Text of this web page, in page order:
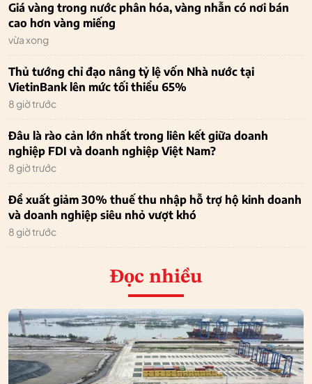
Giá vàng trong nước phân hóa, vàng nhẫn có nơi bán
cao hơn vàng miếng
vừa xong
Thủ tướng chỉ đạo nâng tỷ lệ vốn Nhà nước tại
VietinBank lên mức tối thiểu 65%
8 giờ trước
Đâu là rào cản lớn nhất trong liên kết giữa doanh
nghiệp FDI và doanh nghiệp Việt Nam?
8 giờ trước
Đề xuất giảm 30% thuế thu nhập hỗ trợ hộ kinh doanh
và doanh nghiệp siêu nhỏ vượt khó
8 giờ trước
Đọc nhiều